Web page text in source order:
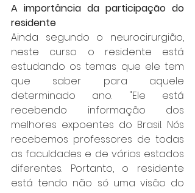
A importância da participação do
residente
Ainda segundo o neurocirurgião,
neste curso o residente está
estudando os temas que ele tem
que saber para aquele
determinado ano. "Ele está
recebendo informação dos
melhores expoentes do Brasil. Nós
recebemos professores de todas
as faculdades e de vários estados
diferentes. Portanto, o residente
está tendo não só uma visão do